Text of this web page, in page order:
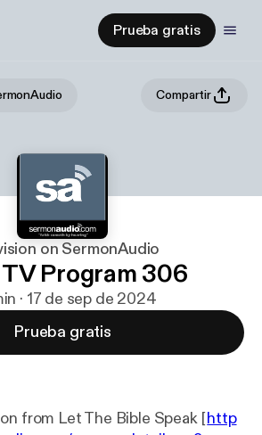
Prueba gratis
Compartir
on SermonAudio
TV Program 306
· 17 de sep de 2024
Prueba gratis
from Let The Bible Speak [http